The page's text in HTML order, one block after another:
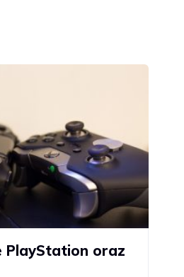
PlayStation oraz